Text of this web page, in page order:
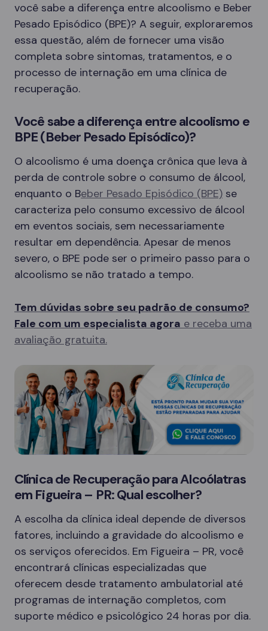
você sabe a diferença entre alcoolismo e Beber
Pesado Episódico (BPE)? A seguir, exploraremos
essa questão, além de fornecer uma visão
completa sobre sintomas, tratamentos, e o
processo de internação em uma clínica de
recuperação.
Você sabe a diferença entre alcoolismo e
BPE (Beber Pesado Episódico)?
O alcoolismo é uma doença crônica que leva à
perda de controle sobre o consumo de álcool,
enquanto o Beber Pesado Episódico (BPE) se
caracteriza pelo consumo excessivo de álcool
em eventos sociais, sem necessariamente
resultar em dependência. Apesar de menos
severo, o BPE pode ser o primeiro passo para o
alcoolismo se não tratado a tempo.
Tem dúvidas sobre seu padrão de consumo?
Fale com um especialista agora e receba uma
avaliação gratuita.
Clínica de Recuperação para Alcoólatras
em Figueira – PR: Qual escolher?
A escolha da clínica ideal depende de diversos
fatores, incluindo a gravidade do alcoolismo e
os serviços oferecidos. Em Figueira – PR, você
encontrará clínicas especializadas que
oferecem desde tratamento ambulatorial até
programas de internação completos, com
suporte médico e psicológico 24 horas por dia.